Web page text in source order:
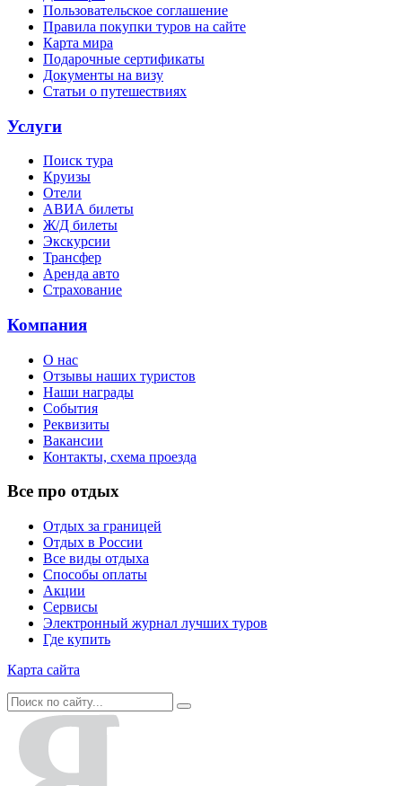
Пользовательское соглашение
Правила покупки туров на сайте
Карта мира
Подарочные сертификаты
Документы на визу
Статьи о путешествиях
Услуги
Поиск тура
Круизы
Отели
АВИА билеты
Ж/Д билеты
Экскурсии
Трансфер
Аренда авто
Страхование
Компания
О нас
Отзывы наших туристов
Наши награды
События
Реквизиты
Вакансии
Контакты, схема проезда
Все про отдых
Отдых за границей
Отдых в России
Все виды отдыха
Способы оплаты
Акции
Сервисы
Электронный журнал лучших туров
Где купить
Карта сайта